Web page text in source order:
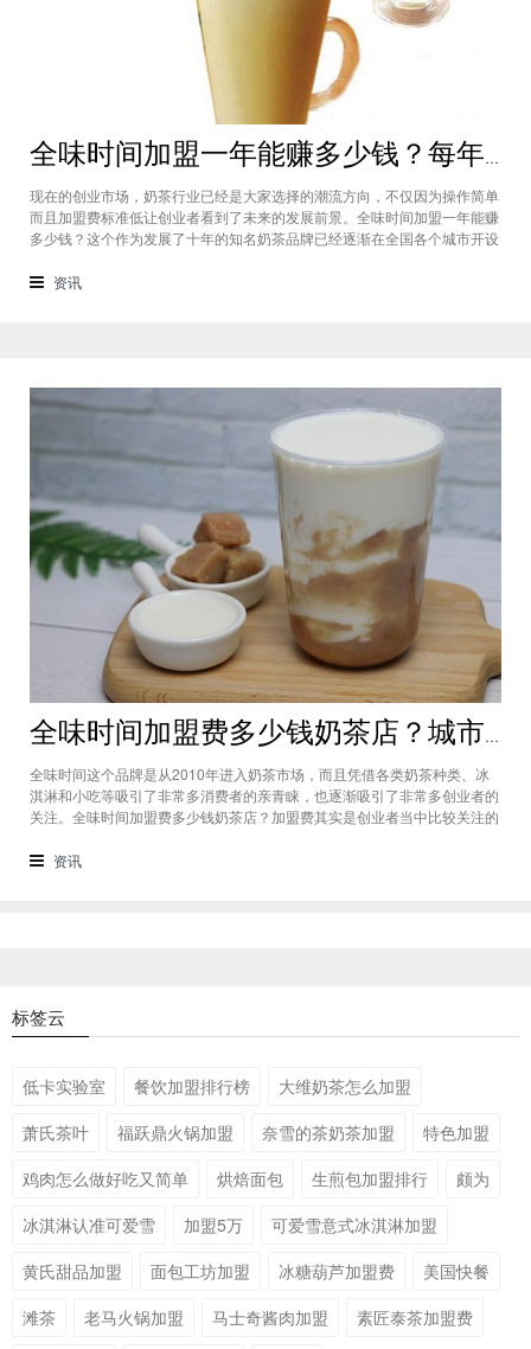
全味时间加盟一年能赚多少钱？每年利润20万庞大盈利机会等着你
现在的创业市场，奶茶行业已经是大家选择的潮流方向，不仅因为操作简单
而且加盟费标准低让创业者看到了未来的发展前景。全味时间加盟一年能赚
多少钱？这个作为发展了十年的知名奶茶品牌已经逐渐在全国各个城市开设
盟基本上每年的纯利润可以达到20万。全味时间加盟一年能赚多少钱？这个
资讯
全味时间加盟费多少钱奶茶店？城市标准不同费用也会有所不同
全味时间这个品牌是从2010年进入奶茶市场，而且凭借各类奶茶种类、冰
淇淋和小吃等吸引了非常多消费者的亲青睐，也逐渐吸引了非常多创业者的
关注。全味时间加盟费多少钱奶茶店？加盟费其实是创业者当中比较关注的
和县级城市的标准都会有所不同。全味时间加盟费多少钱奶茶店？这个问题
资讯
标签云
低卡实验室 餐饮加盟排行榜
大维奶茶怎么加盟
萧氏茶叶
福跃鼎火锅加盟 奈雪的茶奶茶加盟
特色加盟
鸡肉怎么做好吃又简单
烘焙面包 生煎包加盟排行
颇为
冰淇淋认准可爱雪
加盟5万
可爱雪意式冰淇淋加盟
黄氏甜品加盟
面包工坊加盟 冰糖葫芦加盟费
美国快餐
滩茶
老马火锅加盟 马士奇酱肉加盟
素匠泰茶加盟费